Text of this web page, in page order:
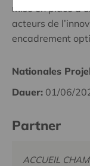
mise en place
acteurs de
encadrement
Nationales
Dauer: 01/06/
Partner
ACCUEIL